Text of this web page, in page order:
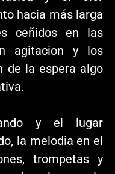
hacia más larga
ceñidos en las
agitacion y los
de la espera algo
y el lugar
la melodia en el
trompetas y